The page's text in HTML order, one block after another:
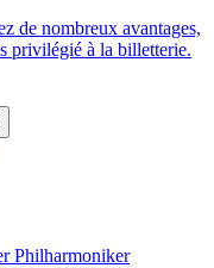
de nombreux avantages,
privilégié à la billetterie.
Philharmoniker